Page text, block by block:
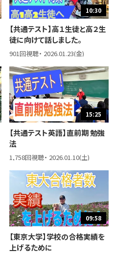
10:30
【共通テスト】高１生徒と高２生
徒に向けて話しました。
901回視聴・ 2026.01.23(金)
15:25
【共通テスト英語】直前期 勉強
法
1,758回視聴・ 2026.01.10(土)
09:58
【東京大学】学校の合格実績を
上げるために